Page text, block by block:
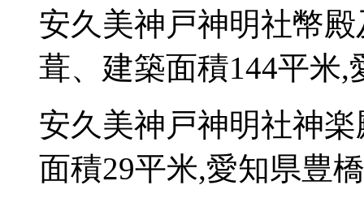
安久美神戸神明社幣
葺、建築面積144平米,
安久美神戸神明社神
面積29平米,愛知県豊